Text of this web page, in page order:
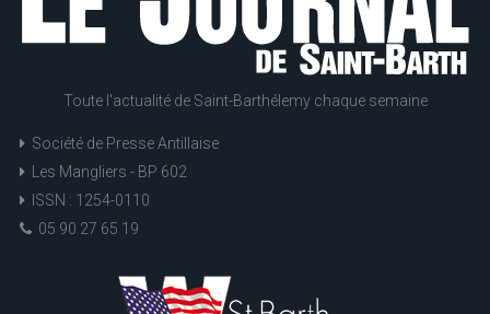
Toute l'actualité de Saint-Barthélemy chaque semaine
Société de Presse Antillaise
Les Mangliers - BP 602
ISSN : 1254-0110
05 90 27 65 19